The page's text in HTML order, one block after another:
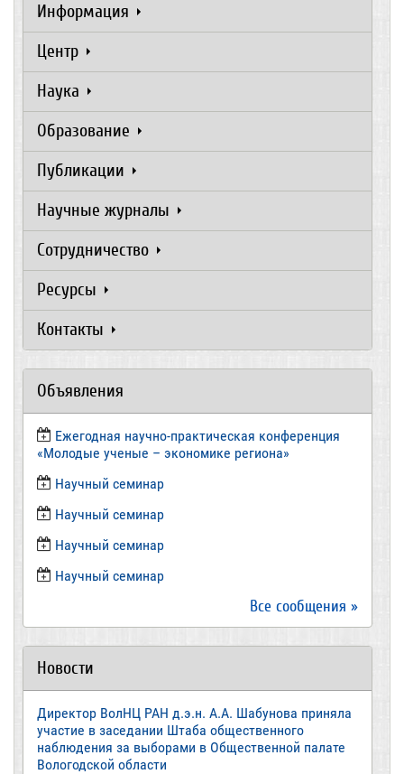
Информация
Центр
Наука
Образование
Публикации
Научные журналы
Сотрудничество
Ресурсы
Контакты
Объявления
Ежегодная научно-практическая конференция
«Молодые ученые – экономике региона»
​Научный семинар
​Научный семинар
Научный семинар
​Научный семинар
Все сообщения »
Новости
Директор ВолНЦ РАН д.э.н. А.А. Шабунова приняла
участие в заседании Штаба общественного
наблюдения за выборами в Общественной палате
Вологодской области